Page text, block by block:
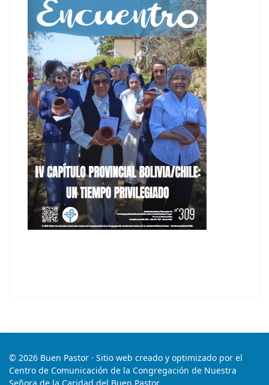
© 2026 Buen Pastor · Sitio web creado y optimizado por el
Centro de Comunicación de la Congregación de Nuestra